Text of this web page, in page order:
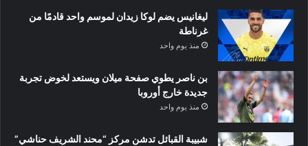
ليغانيس يضم لوكا زيدان لموسم واحد قادمًا من
غرناطة
منذ يوم واحد
بن ناصر يطوي صفحة ميلان ويستعد لخوض تجربة
جديدة خارج أوروبا
منذ يوم واحد
شبيبة القبائل تدشن مركز “محند الشريف حناشي”